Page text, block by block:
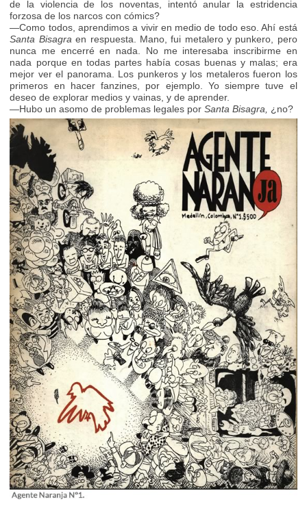
de la violencia de los noventas, intentó anular la estridencia
forzosa de los narcos con cómics?
—Como todos, aprendimos a vivir en medio de todo eso. Ahí está
Santa Bisagra en respuesta. Mano, fui metalero y punkero, pero
nunca me encerré en nada. No me interesaba inscribirme en
nada porque en todas partes había cosas buenas y malas; era
mejor ver el panorama. Los punkeros y los metaleros fueron los
primeros en hacer fanzines, por ejemplo. Yo siempre tuve el
deseo de explorar medios y vainas, y de aprender.
—Hubo un asomo de problemas legales porSanta Bisagra, ¿no?